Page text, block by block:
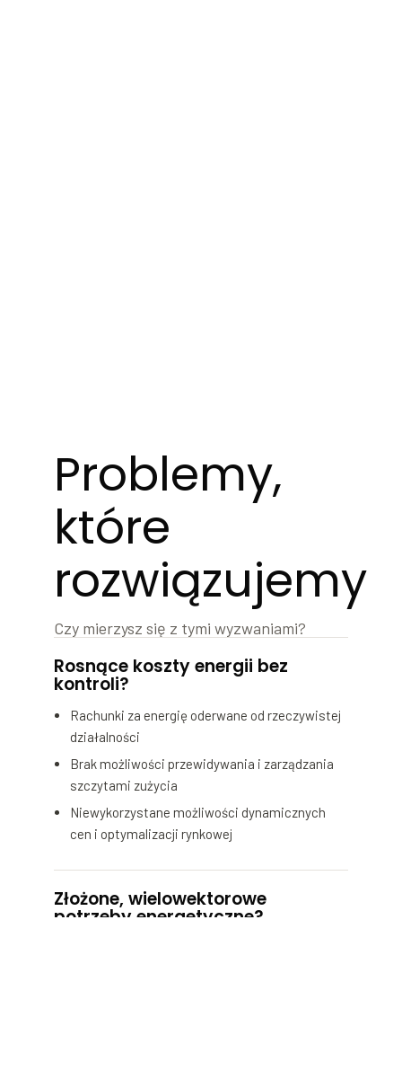
Problemy,
które
rozwiązujemy
Czy mierzysz się z tymi wyzwaniami?
Rosnące koszty energii bez
kontroli?
Rachunki za energię oderwane od rzeczywistej
działalności
Brak możliwości przewidywania i zarządzania
szczytami zużycia
Niewykorzystane możliwości dynamicznych
cen i optymalizacji rynkowej
Złożone, wielowektorowe
potrzeby energetyczne?